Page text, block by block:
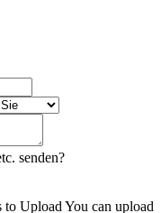
senden?
to Upload You can upload